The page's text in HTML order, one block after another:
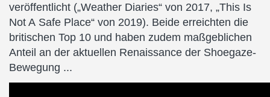
veröffentlicht („Weather Diaries“ von 2017, „This Is
Not A Safe Place“ von 2019). Beide erreichten die
britischen Top 10 und haben zudem maßgeblichen
Anteil an der aktuellen Renaissance der Shoegaze-
Bewegung ...